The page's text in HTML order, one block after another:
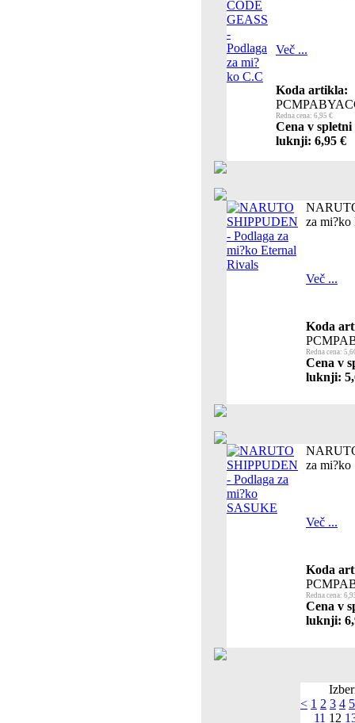
Več ...
Koda artikla:
Redna cena: 6,95 €
Cena v
luknji: 6,95 €
za mi?ko
Več ...
Koda
Redna cena:
Cena v
luknji:
za
Več ...
Koda
Redna cena:
Cena v
luknji:
< 1 2 3 4 5
11 12